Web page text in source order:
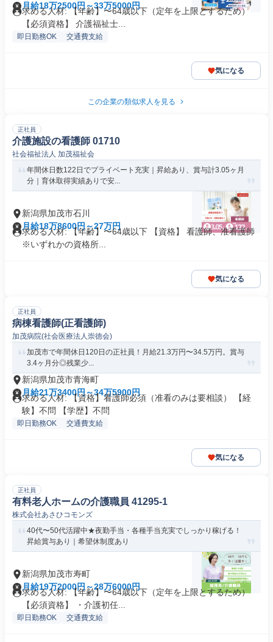
月給18万2500円～33万5000円
求める人材: 【年齢】〜64歳以下（定年を上限とするため）
【必須資格】 介護福祉士...
即日勤務OK 交通費支給
気になる
この企業の類似求人を見る
正社員
介護施設の看護師 01710
社会福祉法人 加茂福祉会
年間休日数122日でプライベート充実｜昇給あり、賞与計3.05ヶ月
分｜育休取得実績ありで安...
新潟県加茂市石川
月給18万8600円～27万円
求める人材: 【年齢】〜64歳以下 【資格】 看護師、准看護師
※いずれかの資格所...
気になる
正社員
病棟看護師(正看護師)
加茂病院(社会医療法人崇徳会)
加茂市で年間休日120日の正社員！月給21.3万円〜34.5万円。賞与
3.4ヶ月分◎残業少...
新潟県加茂市青海町
月給21万3400円～34万5900円
求める人材: 【資格】看護師必須（准看のみは要相談） 【経
験】不問 【学歴】不問
即日勤務OK 交通費支給
気になる
正社員
有料老人ホームの介護職員 41295-1
株式会社あさひコモンズ
40代〜50代活躍中★夜勤手当・各種手当充実でしっかり稼げる！
昇給賞与あり｜希望休制度あり
新潟県加茂市寿町
月給19万2000円～28万6000円
求める人材: 【年齢】〜64歳以下（定年を上限とするため）
【必須資格】 ・介護初任...
即日勤務OK 交通費支給